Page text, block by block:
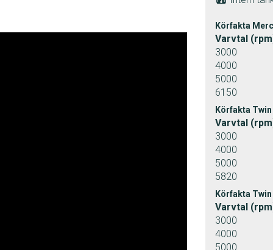
Körfakta
Varvtal
3000
4000
5000
6150
Körfakta
Varvtal
3000
4000
5000
5820
Körfakta
Varvtal
3000
4000
5000